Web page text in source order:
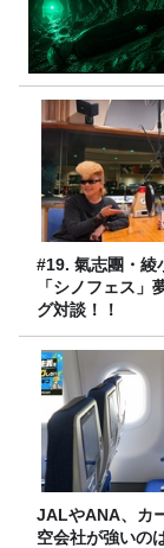
#19. 氣志團・綾
「シノフェス」
グ対談！！
JALやANA、カ
空会社が強いの